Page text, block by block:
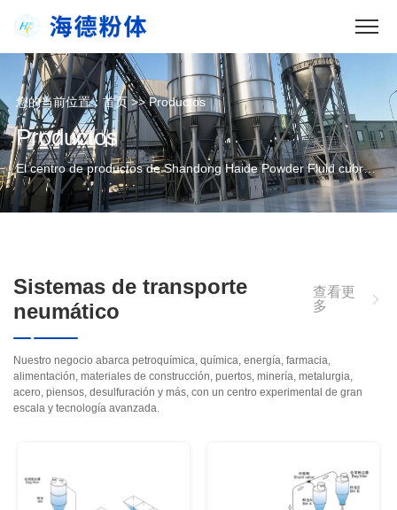
您的当前位置：首页>>Productos
Productos
El centro de productos de Shandong Haide Powder Fluid cubre toda la gama de transporte neumático: sistemas de todos los tipos, sistemas de dosificación, equipos principales y auxiliares, y accesorios compatibles, fabricación propia, certificación tri-sistema, soporte para selección personalizada y compra integral.
Sistemas de transporte
neumático
查看更
多
Nuestro negocio abarca petroquímica, química, energía, farmacia,
alimentación, materiales de construcción, puertos, minería, metalurgia,
acero, piensos, desulfuración y más, con un centro experimental de gran
escala y tecnología avanzada.